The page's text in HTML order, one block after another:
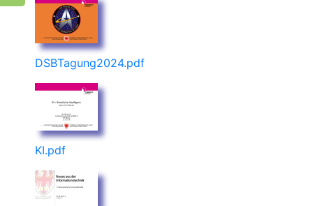
DSBTagung2024.pdf
KI.pdf